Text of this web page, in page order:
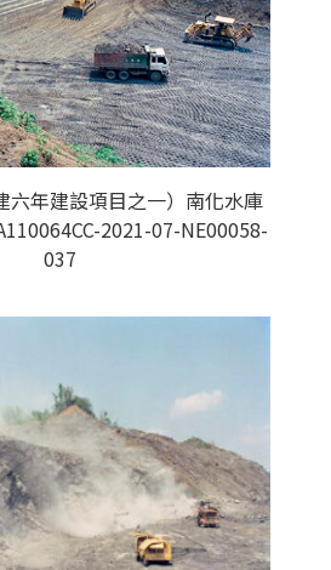
六年建設項目之一）南化水庫
2021-07-NE00058-
037